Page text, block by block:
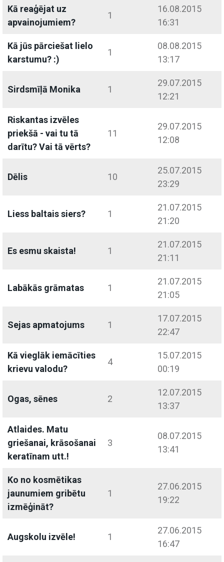
Kā reaģējat uz
apvainojumiem?
1
16.08.2015
16:31
Kā jūs pārciešat lielo
karstumu? :)
1
08.08.2015
13:17
Sirdsmīļā Monika 1
29.07.2015
12:21
Riskantas izvēles
priekšā - vai tu tā
darītu? Vai tā vērts?
11
29.07.2015
12:08
Dēlis 10
25.07.2015
23:29
Liess baltais siers? 1
21.07.2015
21:20
Es esmu skaista! 1
21.07.2015
21:11
Labākās grāmatas 1
21.07.2015
21:05
Sejas apmatojums 1
17.07.2015
22:47
Kā vieglāk iemācīties
krievu valodu?
4
15.07.2015
00:19
Ogas, sēnes 2
12.07.2015
13:37
Atlaides. Matu
griešanai, krāsošanai
keratīnam utt.!
3
08.07.2015
13:41
Ko no kosmētikas
jaunumiem gribētu
izmēģināt?
1
27.06.2015
19:22
Augskolu izvēle! 1
27.06.2015
16:47